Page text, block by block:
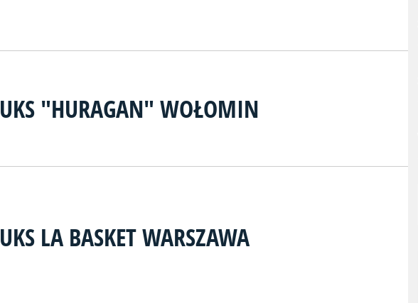
UKS "HURAGAN" WOŁOMIN
UKS LA BASKET WARSZAWA